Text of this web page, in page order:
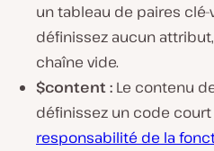
un tableau de paires clé-
définissez aucun attribut,
chaîne vide.
$content : Le contenu
définissez un code court
responsabilité de la